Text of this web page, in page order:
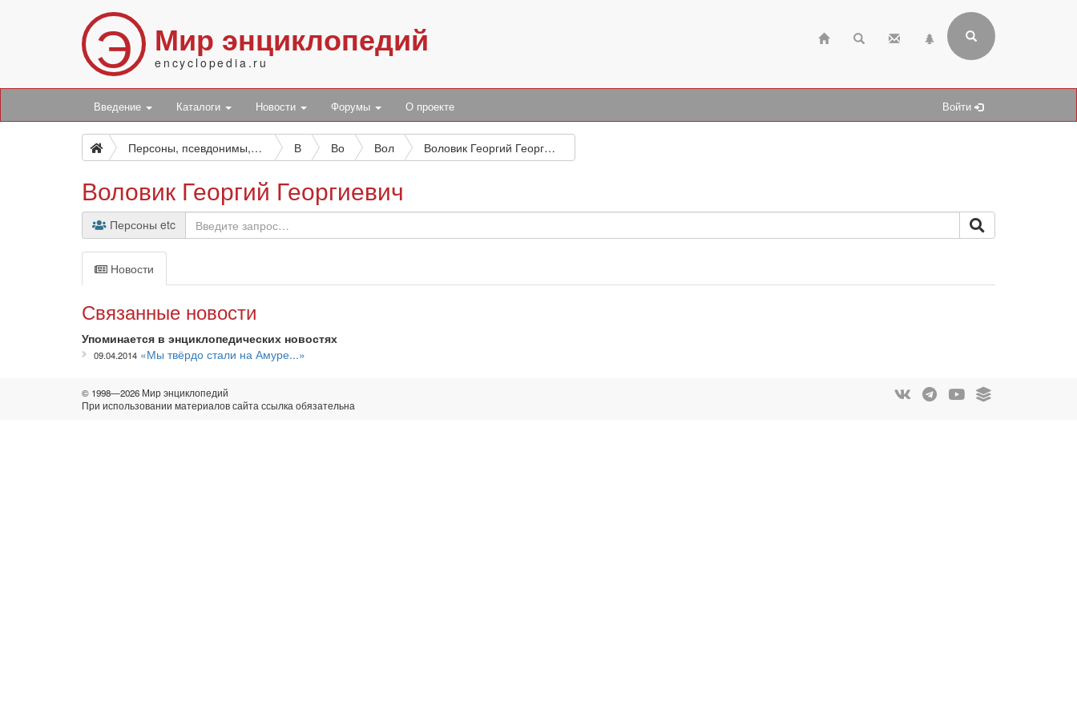
Э Мир энциклопедий
encyclopedia.ru
Введение Каталоги Новости Форумы О проекте Войти
Персоны, псевдонимы, персонажи и боты В Во Вол Воловик Георгий Георгиевич
Воловик Георгий Георгиевич
Персоны etc
Новости
Связанные новости
Упоминается в энциклопедических новостях
09.04.2014 «Мы твёрдо стали на Амуре...»
© 1998—2026 Мир энциклопедий
При использовании материалов сайта ссылка обязательна